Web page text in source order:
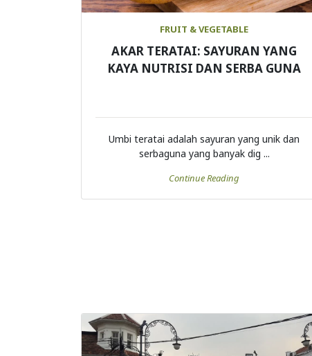
FRUIT & VEGETABLE
AKAR TERATAI: SAYURAN YANG
KAYA NUTRISI DAN SERBA GUNA
Umbi teratai adalah sayuran yang unik dan
serbaguna yang banyak dig ...
Continue Reading